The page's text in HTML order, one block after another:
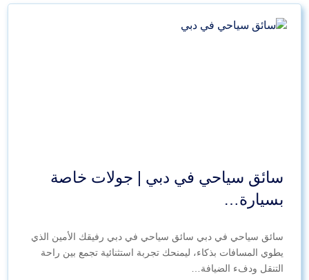
سائق سياحي في دبي | جولات خاصة
بسيارة…
سائق سياحي في دبي سائق سياحي في دبي رفيقك الأمين الذي
يطوي المسافات بذكاء، ليمنحك تجربة استثنائية تجمع بين راحة
التنقل ودفء الضيافة…